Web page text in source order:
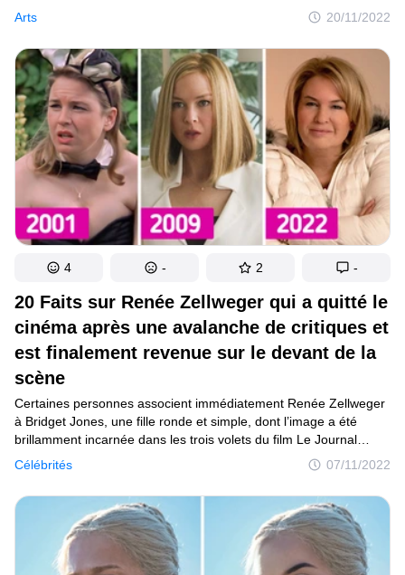
Arts 20/11/2022
casting. De plus, certains acteurs et actrices qui ont incarné les
personnages de House of the Dragon nous sont connus de par
leurs autres rôles qu’ils ont joués ailleurs auparavant.
20 Faits sur Renée Zellweger qui a quitté le
cinéma après une avalanche de critiques et
est finalement revenue sur le devant de la
scène
Célébrités 07/11/2022
Certaines personnes associent immédiatement Renée Zellweger
à Bridget Jones, une fille ronde et simple, dont l’image a été
brillamment incarnée dans les trois volets du film Le Journal
de Bridget Jones ; certains voient l’actrice comme la brillante
Roxie Hart de Chicago, tandis que d’autres la perçoivent comme
une fameuse Judy Garland du récent film Judy. Une chose est
claire : Renée Zellweger a un talent considérable, et au cours
de sa carrière, elle a réussi à jouer dans des dizaines de longs-
métrages, aussi bien dans des films de qualité médiocre que
dans des œuvres dignes d’intérêt.
4 - 2 -